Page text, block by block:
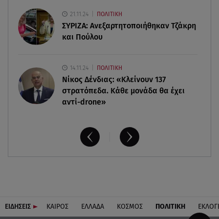
αισθήσεις του ηλικιωμένος από πηγάδι
21.11.24 ΠΟΛΙΤΙΚΗ
ΣΥΡΙΖΑ: Ανεξαρτητοποιήθηκαν Τζάκρη
και Πούλου
14.11.24 ΠΟΛΙΤΙΚΗ
Νίκος Δένδιας: «Κλείνουν 137
στρατόπεδα. Kάθε μονάδα θα έχει
αντί-drone»
ΕΙΔΗΣΕΙΣ ΚΑΙΡΟΣ ΕΛΛΑΔΑ ΚΟΣΜΟΣ ΠΟΛΙΤΙΚΗ